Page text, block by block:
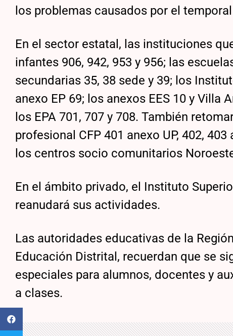
los problemas causados por el
En el sector estatal, las instituciones
infantes 906, 942, 953 y 956; las
secundarias 35, 38 sede y 39; los
anexo EP 69; los anexos EES 10 y Villa
los EPA 701, 707 y 708. También
profesional CFP 401 anexo UP, 402,
los centros socio comunitarios
En el ámbito privado, el Instituto
reanudará sus actividades.
Las autoridades educativas de la
Educación Distrital, recuerdan que se
especiales para alumnos, docentes y
a clases.